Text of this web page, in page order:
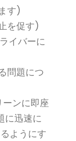
す)
を促す)
イバーに
問題につ
ンに即座
に迅速に
ようにす